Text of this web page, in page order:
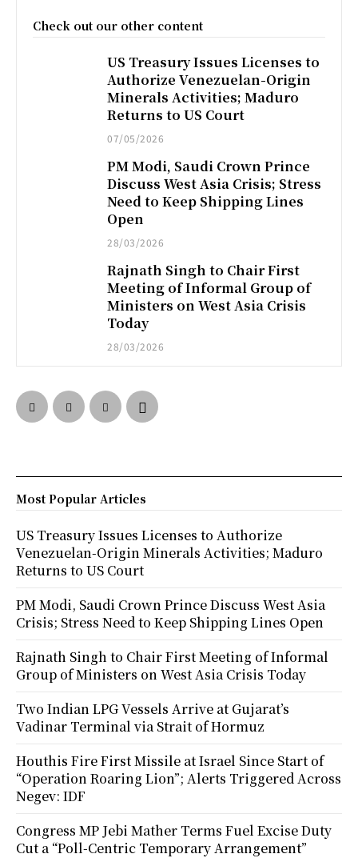
Check out our other content
US Treasury Issues Licenses to
Authorize Venezuelan-Origin
Minerals Activities; Maduro
Returns to US Court
07/05/2026
PM Modi, Saudi Crown Prince
Discuss West Asia Crisis; Stress
Need to Keep Shipping Lines
Open
28/03/2026
Rajnath Singh to Chair First
Meeting of Informal Group of
Ministers on West Asia Crisis
Today
28/03/2026
Most Popular Articles
US Treasury Issues Licenses to Authorize
Venezuelan-Origin Minerals Activities; Maduro
Returns to US Court
PM Modi, Saudi Crown Prince Discuss West Asia
Crisis; Stress Need to Keep Shipping Lines Open
Rajnath Singh to Chair First Meeting of Informal
Group of Ministers on West Asia Crisis Today
Two Indian LPG Vessels Arrive at Gujarat’s
Vadinar Terminal via Strait of Hormuz
Houthis Fire First Missile at Israel Since Start of
“Operation Roaring Lion”; Alerts Triggered Across
Negev: IDF
Congress MP Jebi Mather Terms Fuel Excise Duty
Cut a “Poll-Centric Temporary Arrangement”